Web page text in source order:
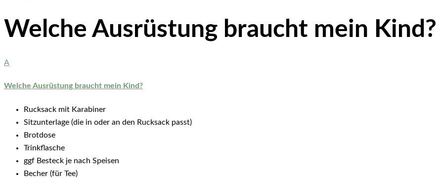
Welche Ausrüstung braucht mein Kind?
A
Welche Ausrüstung braucht mein Kind?
Rucksack mit Karabiner
Sitzunterlage (die in oder an den Rucksack passt)
Brotdose
Trinkflasche
ggf Besteck je nach Speisen
Becher (für Tee)